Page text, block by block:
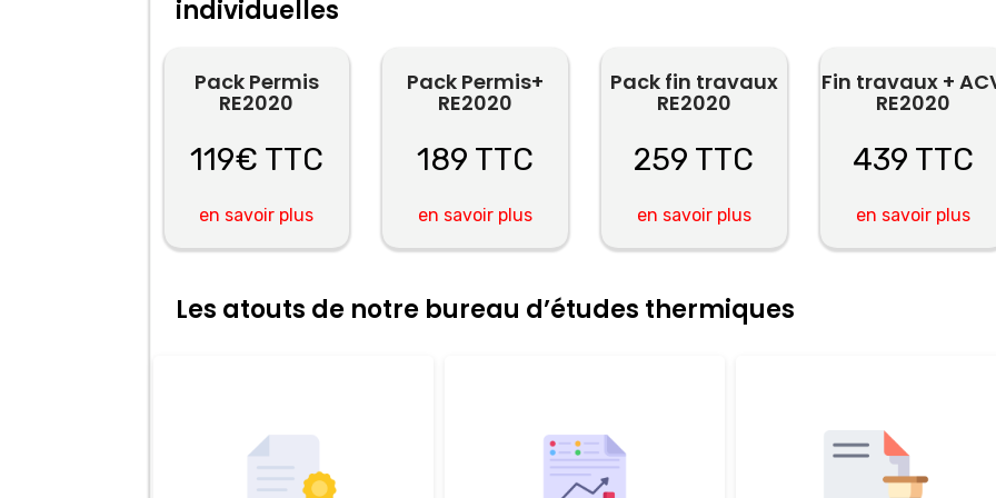
individuelles
Pack Permis
RE2020
119€ TTC
en savoir plus
Pack Permis+
RE2020
189 TTC
en savoir plus
Pack fin travaux
RE2020
259 TTC
en savoir plus
Fin travaux +
RE2020
439 TTC
en savoir plus
Les atouts de notre bureau d’études thermiques